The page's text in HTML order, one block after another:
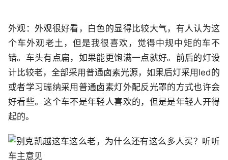
外观：外观很好看，白色的显得比较大气，有人认为这
个车外观老土，但是我很喜欢，觉得中规中矩的车不
错。车头有点扁，如果能更饱满一点就好。前后的灯设
计比较老，全部采用普通卤素光源，如果后灯采用led的
或者学习瑞纳采用普通卤素灯外配反光罩的方式也许会
好看些。这个车不是年轻人喜欢的，但是是年轻人开得
起的。